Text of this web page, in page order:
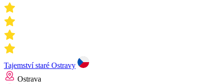
Tajemství staré Ostravy
Ostrava